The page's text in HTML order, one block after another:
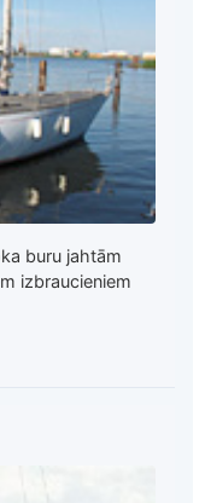
buru jahtām
izbraucieniem